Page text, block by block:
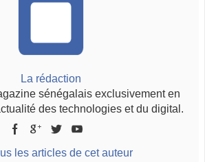
La rédaction
sénégalais exclusivement en
des technologies et du digital.
les articles de cet auteur